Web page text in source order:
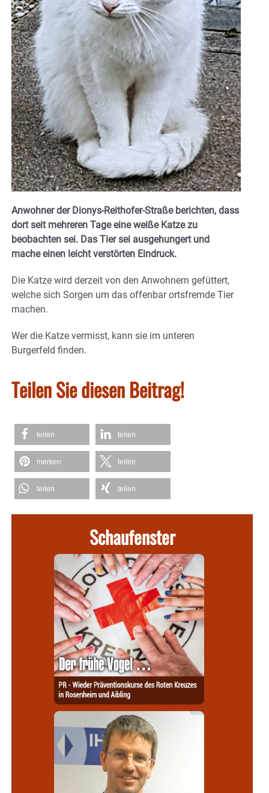
Anwohner der Dionys-Reithofer-Straße berichten, dass
dort seit mehreren Tage eine weiße Katze zu
beobachten sei. Das Tier sei ausgehungert und
mache einen leicht verstörten Eindruck.
Die Katze wird derzeit von den Anwohnern gefüttert,
welche sich Sorgen um das offenbar ortsfremde Tier
machen.
Wer die Katze vermisst, kann sie im unteren
Burgerfeld finden.
Teilen Sie diesen Beitrag!
teilen teilen
merken teilen
teilen teilen
Schaufenster